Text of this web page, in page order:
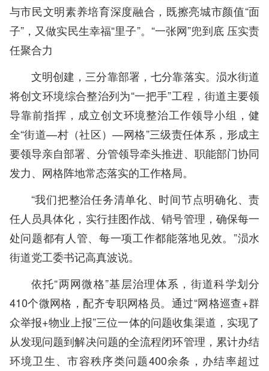
与市民文明素养培育深度融合，既擦亮城市颜值“面
子”，又做实民生幸福“里子”。“一张网”兜到底 压实责
任聚合力
文明创建，三分靠部署，七分靠落实。涢水街道
将创文环境综合整治列为“一把手”工程，街道主要领
导靠前指挥，成立创文环境整治工作领导小组，健
全“街道—村（社区）—网格”三级责任体系，形成主
要领导亲自部署、分管领导牵头推进、职能部门协同
发力、网格阵地常态落实的工作格局。
“我们把整治任务清单化、时间节点明确化、责
任人员具体化，实行挂图作战、销号管理，确保每一
处问题都有人管、每一项工作都能落地见效。”涢水
街道党工委书记高真波说。
依托“两网微格”基层治理体系，街道科学划分
410个微网格，配齐专职网格员。通过“网格巡查+群
众举报+物业上报”三位一体的问题收集渠道，实现了
从发现问题到解决问题的全流程闭环管理，累计办结
环境卫生、市容秩序类问题400余条，办结率超过